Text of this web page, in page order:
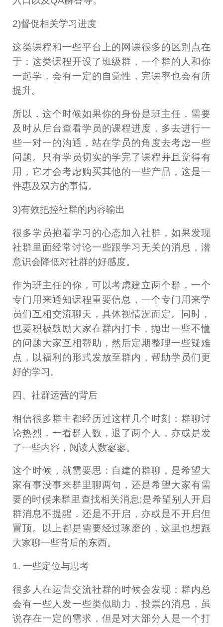
2)督促相关学习进度
这类课程和一些平台上的网课很多的区别点在
于：这类课程开设了班级群，一个群的人和你
一起学，会有一定的自觉性，完课率也会有所
提升。
所以，这个时候如果你的身份是班主任，需要
及时从后台查看学员的课程进度，多去进行一
些一对一的沟通，站在学员的角度去考虑一些
问题。只有学员切实的学完了课程并且觉得有
用，它才会考虑购买其他的一些产品，这是一
件惠及双方的事情。
3)有效把控社群的内容输出
很多学员抱着学习的心态加入社群，如果发现
社群里面经常讨论一些跟学习无关的消息，潜
意识会降低对社群的好感度。
作为班主任的你，可以考虑建立两个群，一个
专门用来通知课程重要信息，一个专门用来学
员们互相交流聊天，具体视情况而定。同时，
也要积极鼓励大家在群内打卡，抛出一些不懂
的问题大家互相帮助，然后定期整理一些疑难
点，以福利的形式发放至群内，帮助学员们更
好的学习。
四、社群运营的背后
相信很多群主都经历过这样几个时刻：群聊讨
论热烈，一看群人数，退了两个人，亦或是发
了一些内容，阅读人数寥寥。
这个时候，就需要思：自建的群聊，是希望大
家有事没事来群里聊两句，还是希望大家有需
要的时候来群里查找相关消息;是希望别人开启
群消息不提醒，还是不开启，亦或是不开启但
置顶。以上都是需要经过琢磨的，这里也想跟
大家聊一些背后的东西。
1. 一些定位与思考
很多人在运营交流社群的时候会发现：群内总
会有一些人发一些类似助力，投票的消息，虽
说存在一定的需求，但是对大部分人是一个打